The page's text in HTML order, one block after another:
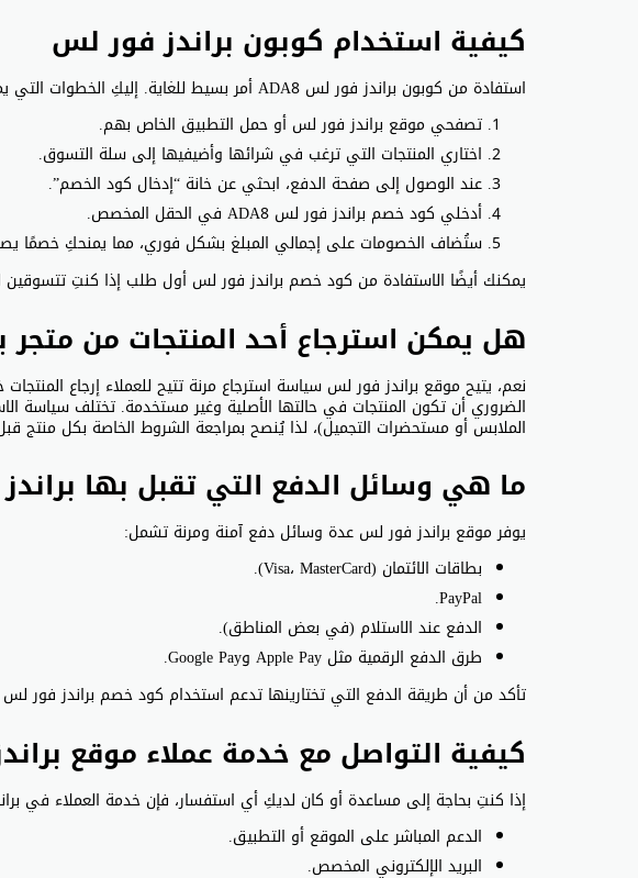
كيفية استخدام كوبون براندز فور لس
استفادة من كوبون براندز فور لس ADA8 أمر بسيط للغاية. إليكِ الخطوات التي يمكنكِ اتباعها للحصول على الخصم:
تصفحي موقع براندز فور لس أو حمل التطبيق الخاص بهم.
اختاري المنتجات التي ترغب في شرائها وأضيفيها إلى سلة التسوق.
عند الوصول إلى صفحة الدفع، ابحثي عن خانة “إدخال كود الخصم”.
أدخلي كود خصم براندز فور لس ADA8 في الحقل المخصص.
ستُضاف الخصومات على إجمالي المبلغ بشكل فوري، مما يمنحكِ خصمًا يصل
يمكنك أيضًا الاستفادة من كود خصم براندز فور لس أول طلب إذا كنتِ
هل يمكن استرجاع أحد المنتجات من متجر
الضروري أن تكون المنتجات في حالتها الأصلية وغير مستخدمة. تختلف سياسة
الملابس أو مستحضرات التجميل)، لذا يُنصح بمراجعة الشروط الخاصة بكل منتج قبل
ما هي وسائل الدفع التي تقبل بها
يوفر موقع براندز فور لس عدة وسائل دفع آمنة ومرنة تشمل:
بطاقات الائتمان (Visa، MasterCard).
PayPal.
الدفع عند الاستلام (في بعض المناطق).
طرق الدفع الرقمية مثل Apple Pay وGoogle Pay.
تأكد من أن طريقة الدفع التي تختارينها تدعم استخدام كود خصم براندز فور
كيفية التواصل مع خدمة عملاء موقع
إذا كنتِ بحاجة إلى مساعدة أو كان لديكِ أي استفسار، فإن خدمة العملاء في
الدعم المباشر على الموقع أو التطبيق.
البريد الإلكتروني المخصص.